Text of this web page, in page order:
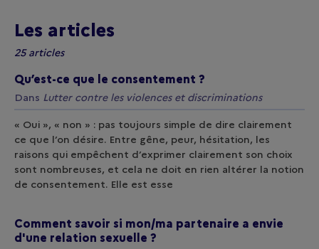
Les articles
25 articles
Qu’est-ce que le consentement ?
Dans Lutter contre les violences et discriminations
« Oui », « non » : pas toujours simple de dire clairement
ce que l’on désire. Entre gêne, peur, hésitation, les
raisons qui empêchent d’exprimer clairement son choix
sont nombreuses, et cela ne doit en rien altérer la notion
de consentement. Elle est esse
Comment savoir si mon/ma partenaire a envie
d'une relation sexuelle ?